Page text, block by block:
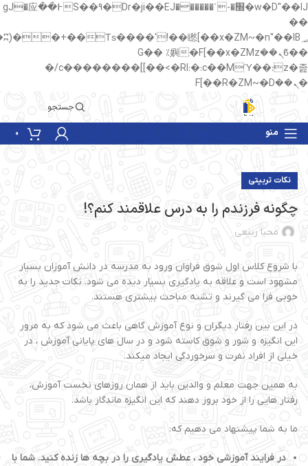
w�D"��IJ�׭�-`������S��9�Dr�ji��EJ߅��gJ�应
��
��ϐܢ��F[��x�ZMz�G�� %嬩
�/c��������[[��<�RI:�:c��MΎ��:z�졾
�ܢ��F[��R�ZM~�D
جستجو
منو 0
نکات تربیتی
چگونه فرزندم را به درس علاقمند کنم؟!
محیا ربیعی
با شروع کلاس اول شوق فراوان ورود به مدرسه در دانش آموزان بسیار
مشهود است و علاقه به یادگیری بسیار دیده می شود. نکات جدید را به
خوبی فرا می گیرند و تشنه مباحث بیشتری هستند.
در این بین رفتار دیگران و نوع آموزش گاهی باعث می شود که به مرور
این انگیزه و شور و شوق کاسته شود و در سال های پایانی آموزش ، در
خیلی از افراد نفرت و سرخوردگی ایجاد میکند.
به همین جهت معلم و والدین باید از همان روزهای نخست آموزش،
رفتار هایی را از خود بروز دهند که این انگیزه ماندگار باشد.
ما به شما پیشنهاد می دهیم که:
در فرایند آموزشی خود ، عطش یادگیری را در بچه ها زنده کنید. شما با